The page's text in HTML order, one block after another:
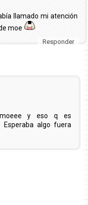
llamado mi atención
moe
Responder
y eso q es
Esperaba algo fuera